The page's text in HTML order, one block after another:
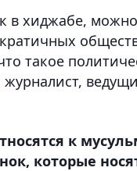
в хиджабе,
такое
журналист,
к
которые